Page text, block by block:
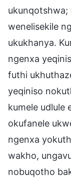
ukunqotshwa;
wenelisekile
ukukhanya.
ngenxa
futhi
yeqiniso
kumele udlule
okufanele
ngenxa
wakho,
nobuqotho